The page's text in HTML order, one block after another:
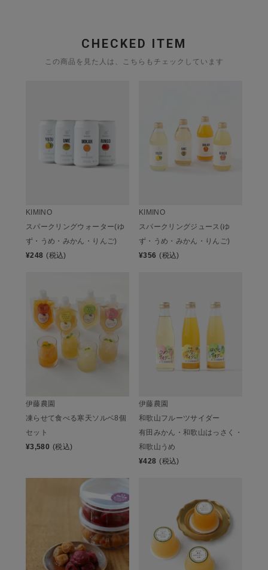
CHECKED ITEM
この商品を見た人は、こちらもチェックしています
KIMINO
スパークリングウォーター(ゆ
ず・うめ・みかん・りんご)
¥248 (税込)
KIMINO
スパークリングジュース(ゆ
ず・うめ・みかん・りんご)
¥356 (税込)
伊藤農園
凍らせて食べる寒天ソルベ8個
セット
¥3,580 (税込)
伊藤農園
和歌山フルーツサイダー
有田みかん・和歌山はっさく・
和歌山うめ
¥428 (税込)